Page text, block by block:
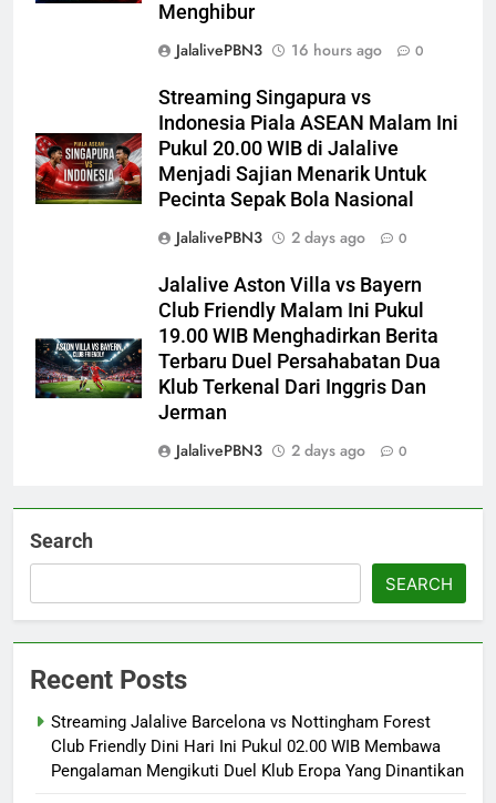
Menghibur
JalalivePBN3
16 hours ago 0
Streaming Singapura vs
Indonesia Piala ASEAN Malam Ini
Pukul 20.00 WIB di Jalalive
Menjadi Sajian Menarik Untuk
Pecinta Sepak Bola Nasional
JalalivePBN3
2 days ago 0
Jalalive Aston Villa vs Bayern
Club Friendly Malam Ini Pukul
19.00 WIB Menghadirkan Berita
Terbaru Duel Persahabatan Dua
Klub Terkenal Dari Inggris Dan
Jerman
JalalivePBN3
2 days ago 0
Search
SEARCH
Recent Posts
Streaming Jalalive Barcelona vs Nottingham Forest
Club Friendly Dini Hari Ini Pukul 02.00 WIB Membawa
Pengalaman Mengikuti Duel Klub Eropa Yang Dinantikan